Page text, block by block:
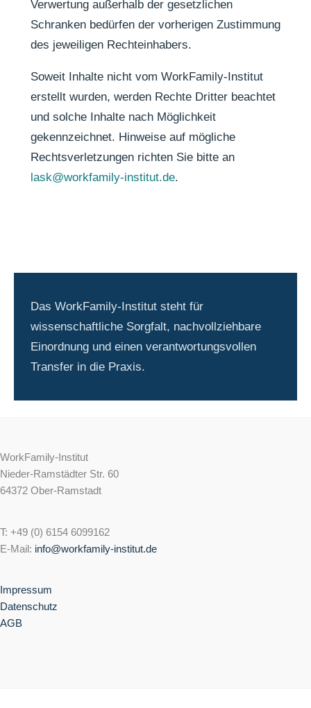
Verwertung außerhalb der gesetzlichen
Schranken bedürfen der vorherigen Zustimmung
des jeweiligen Rechteinhabers.
Soweit Inhalte nicht vom WorkFamily-Institut
erstellt wurden, werden Rechte Dritter beachtet
und solche Inhalte nach Möglichkeit
gekennzeichnet. Hinweise auf mögliche
Rechtsverletzungen richten Sie bitte an
lask@workfamily-institut.de.
Das WorkFamily-Institut steht für
wissenschaftliche Sorgfalt, nachvollziehbare
Einordnung und einen verantwortungsvollen
Transfer in die Praxis.
WorkFamily-Institut
Nieder-Ramstädter Str. 60
64372 Ober-Ramstadt
T: +49 (0) 6154 6099162
E-Mail: info@workfamily-institut.de
Impressum
Datenschutz
AGB